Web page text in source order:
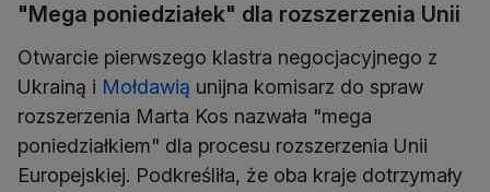
"Mega poniedziałek" dla rozszerzenia Unii
Otwarcie pierwszego klastra negocjacyjnego z
Ukrainą i Mołdawią unijna komisarz do spraw
rozszerzenia Marta Kos nazwała "mega
poniedziałkiem" dla procesu rozszerzenia Unii
Europejskiej. Podkreśliła, że oba kraje dotrzymały